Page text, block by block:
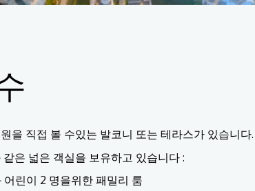
을 직접 볼 수있는 발코니 또는 테라스가 있습니다.
은 넓은 객실을 보유하고 있습니다 :
어린이 2 명을위한 패밀리 룸